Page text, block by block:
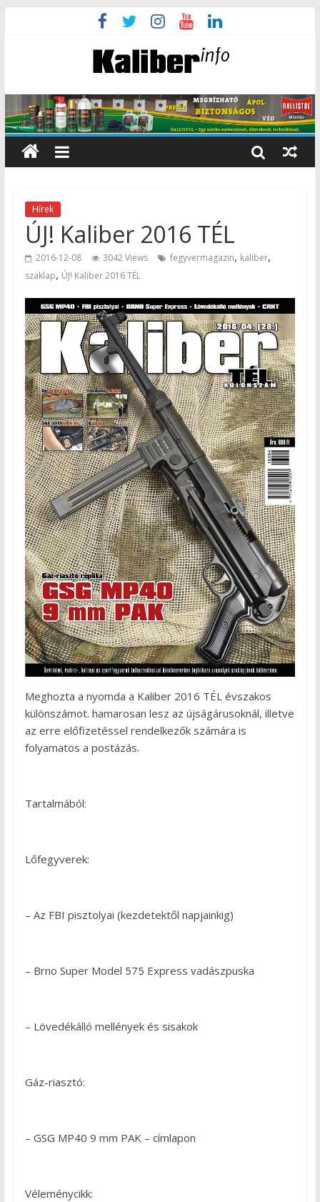
Hírek
ÚJ! Kaliber 2016 TÉL
2016-12-08 3042 Views fegyvermagazin, kaliber,
szaklap, ÚJ! Kaliber 2016 TÉL
Meghozta a nyomda a Kaliber 2016 TÉL évszakos
különszámot. hamarosan lesz az újságárusoknál, illetve
az erre előfizetéssel rendelkezők számára is
folyamatos a postázás.
Tartalmából:
Lőfegyverek:
– Az FBI pisztolyai (kezdetektől napjainkig)
– Brno Super Model 575 Express vadászpuska
– Lövedékálló mellények és sisakok
Gáz-riasztó:
– GSG MP40 9 mm PAK – címlapon
Véleménycikk: